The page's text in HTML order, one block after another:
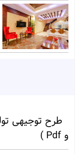
و Pdf )